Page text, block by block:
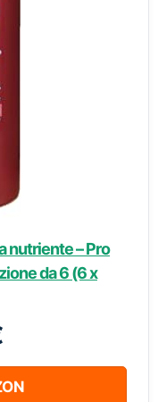
nutriente – Pro
da 6 (6 x